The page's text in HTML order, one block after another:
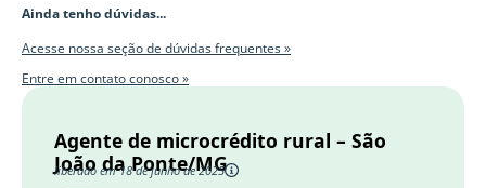
Ainda tenho dúvidas...
Acesse nossa seção de dúvidas frequentes »
Entre em contato conosco »
Agente de microcrédito rural – São
João da Ponte/MG
liberado em 18 de junho de 2025